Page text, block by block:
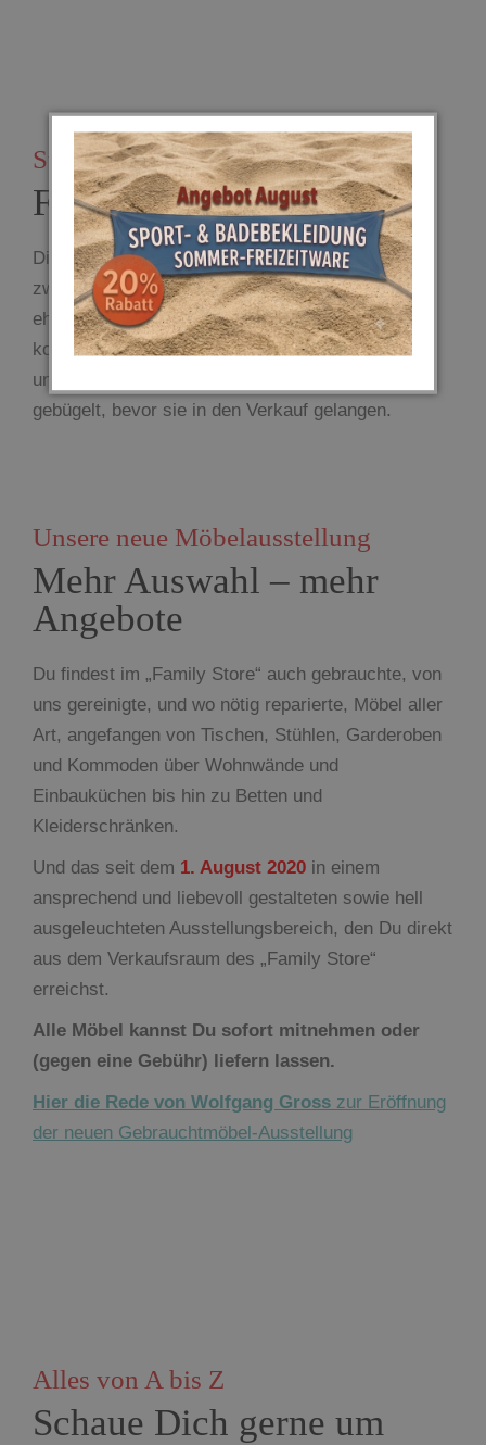
Super Qualität
Für Dich ausgesucht
Die im „Family Store“ angebotenen Waren aus
zweiter Hand werden von unseren haupt- und
ehrenamtlichen Mitarbeiterinnen und Mitarbeitern
kontrolliert, gereinigt und die Kleidungsstücke in
unserer hauseigenen Wäscherei gewaschen und
gebügelt, bevor sie in den Verkauf gelangen.
Unsere neue Möbelausstellung
Mehr Auswahl – mehr
Angebote
Du findest im „Family Store“ auch gebrauchte, von
uns gereinigte, und wo nötig reparierte, Möbel aller
Art, angefangen von Tischen, Stühlen, Garderoben
und Kommoden über Wohnwände und
Einbauküchen bis hin zu Betten und
Kleiderschränken.
Und das seit dem 1. August 2020 in einem
ansprechend und liebevoll gestalteten sowie hell
ausgeleuchteten Ausstellungsbereich, den Du direkt
aus dem Verkaufsraum des „Family Store“
erreichst.
Alle Möbel kannst Du sofort mitnehmen oder
(gegen eine Gebühr) liefern lassen.
Hier die Rede von Wolfgang Gross zur Eröffnung
der neuen Gebrauchtmöbel-Ausstellung
Alles von A bis Z
Schaue Dich gerne um